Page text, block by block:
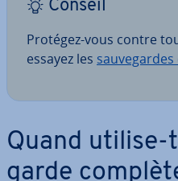
Conseil
Protégez-vous contre
essayez les
Quand
garde